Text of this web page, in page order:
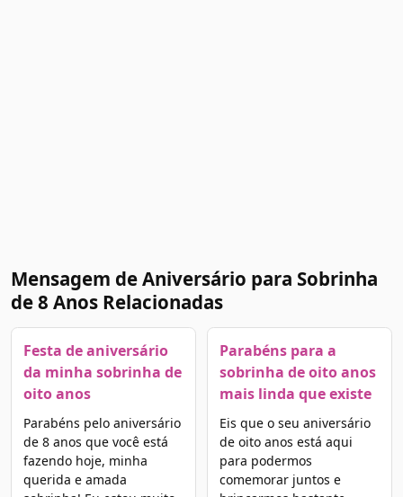
Mensagem de Aniversário para Sobrinha
de 8 Anos Relacionadas
Festa de aniversário
da minha sobrinha de
oito anos
Parabéns pelo aniversário
de 8 anos que você está
fazendo hoje, minha
querida e amada
Parabéns para a
sobrinha de oito anos
mais linda que existe
Eis que o seu aniversário
de oito anos está aqui
para podermos
comemorar juntos e